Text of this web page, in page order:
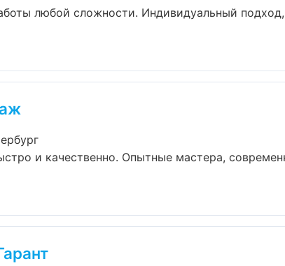
любой сложности. Индивидуальный
и качественно. Опытные мастера,